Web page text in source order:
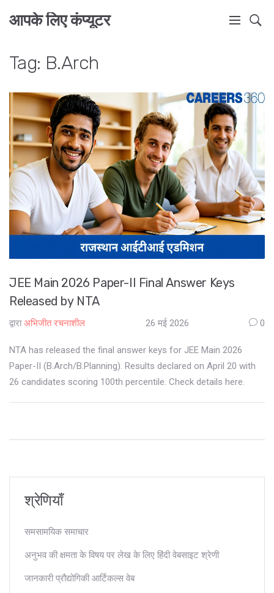
आपके लिए कंप्यूटर
Tag: B.Arch
JEE Main 2026 Paper-II Final Answer Keys
Released by NTA
द्वारा अभिजीत रचनाशील 26 मई 2026 0
NTA has released the final answer keys for JEE Main 2026
Paper-II (B.Arch/B.Planning). Results declared on April 20 with
26 candidates scoring 100th percentile. Check details here.
श्रेणियाँ
समसामयिक समाचार
अनुभव की क्षमता के विषय पर लेख के लिए हिंदी वेबसाइट श्रेणी
जानकारी प्रौद्योगिकी आर्टिकल्स वेब